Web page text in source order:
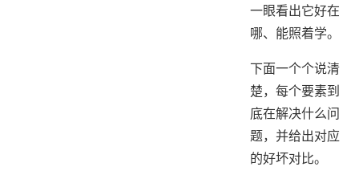
一眼看出它好在
哪、能照着学。
下面一个个说清
楚，每个要素到
底在解决什么问
题，并给出对应
的好坏对比。